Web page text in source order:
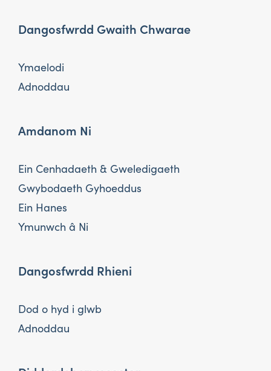
Dangosfwrdd Gwaith Chwarae
Ymaelodi
Adnoddau
Amdanom Ni
Ein Cenhadaeth & Gweledigaeth
Gwybodaeth Gyhoeddus
Ein Hanes
Ymunwch â Ni
Dangosfwrdd Rhieni
Dod o hyd i glwb
Adnoddau